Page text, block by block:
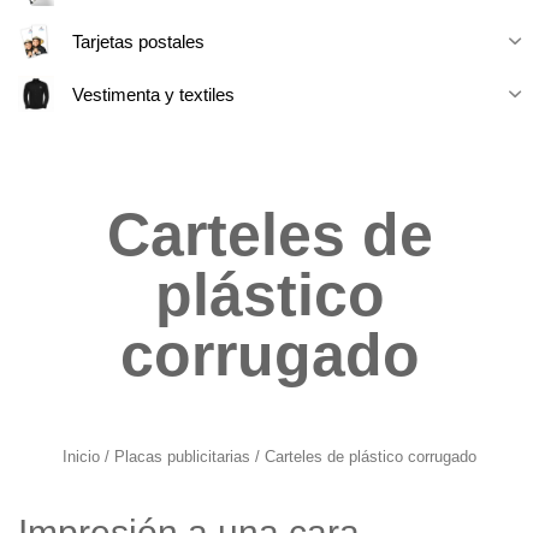
Tarjetas postales
Vestimenta y textiles
Carteles de
plástico
corrugado
Inicio / Placas publicitarias / Carteles de plástico corrugado